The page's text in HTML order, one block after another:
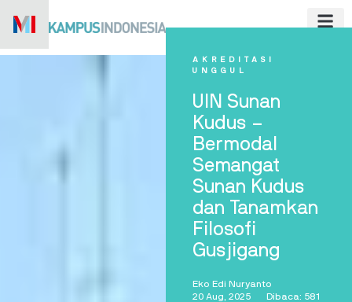
AKREDITASI
UNGGUL
UIN Sunan
Kudus –
Bermodal
Semangat
Sunan Kudus
dan Tanamkan
Filosofi
Gusjigang
Eko Edi Nuryanto
20 Aug, 2025
Dibaca: 581